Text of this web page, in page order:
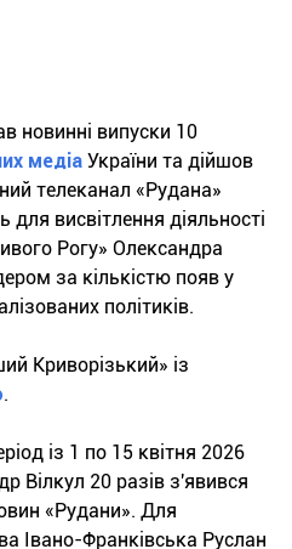
новинні випуски 10
медіа України та дійшов
телеканал «Рудана»
висвітлення діяльності
Рогу» Олександра
за кількістю появ у
політиків.
Криворізький» із
.
із 1 по 15 квітня 2026
Вілкул 20 разів з'явився
«Рудани». Для
Івано-Франківська Руслан